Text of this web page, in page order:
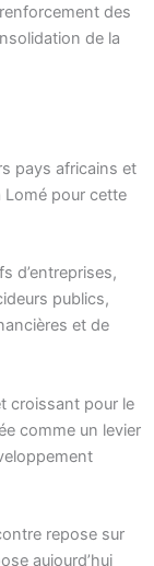
des
de la
pays africains et
Lomé pour cette
d’entreprises,
publics,
et de
croissant pour le
comme un levier
repose sur
aujourd’hui